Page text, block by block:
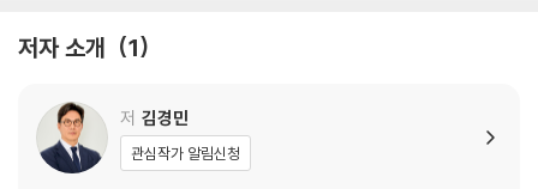
울, 가격 흐름의 차이점｜①수도권(서울·인천·경기) 시장｜②부울경(부
2) ‘신도시’ 아파트 매매 시장 동향
①수도권 동남부_강남, 분당, 수지｜②수도권 동북부_노원, 남양주, 의
정부｜③수도권 서북부_마포, 일산, 파주
저자 소개 1
저 김경민
관심작가 알림신청